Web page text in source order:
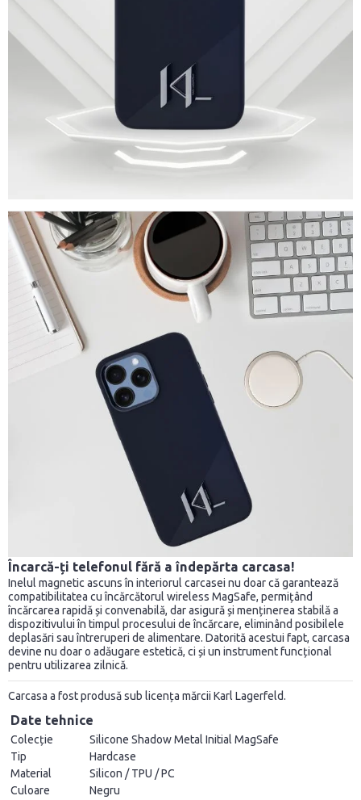
Încarcă-ți telefonul fără a îndepărta carcasa!
Inelul magnetic ascuns în interiorul carcasei nu doar că garantează
compatibilitatea cu încărcătorul wireless MagSafe, permițând
încărcarea rapidă și convenabilă, dar asigură și menținerea stabilă a
dispozitivului în timpul procesului de încărcare, eliminând posibilele
deplasări sau întreruperi de alimentare. Datorită acestui fapt, carcasa
devine nu doar o adăugare estetică, ci și un instrument funcțional
pentru utilizarea zilnică.
Carcasa a fost produsă sub licența mărcii Karl Lagerfeld.
Date tehnice
Colecție
Silicone Shadow Metal Initial MagSafe
Tip
Hardcase
Material
Silicon / TPU / PC
Culoare
Negru